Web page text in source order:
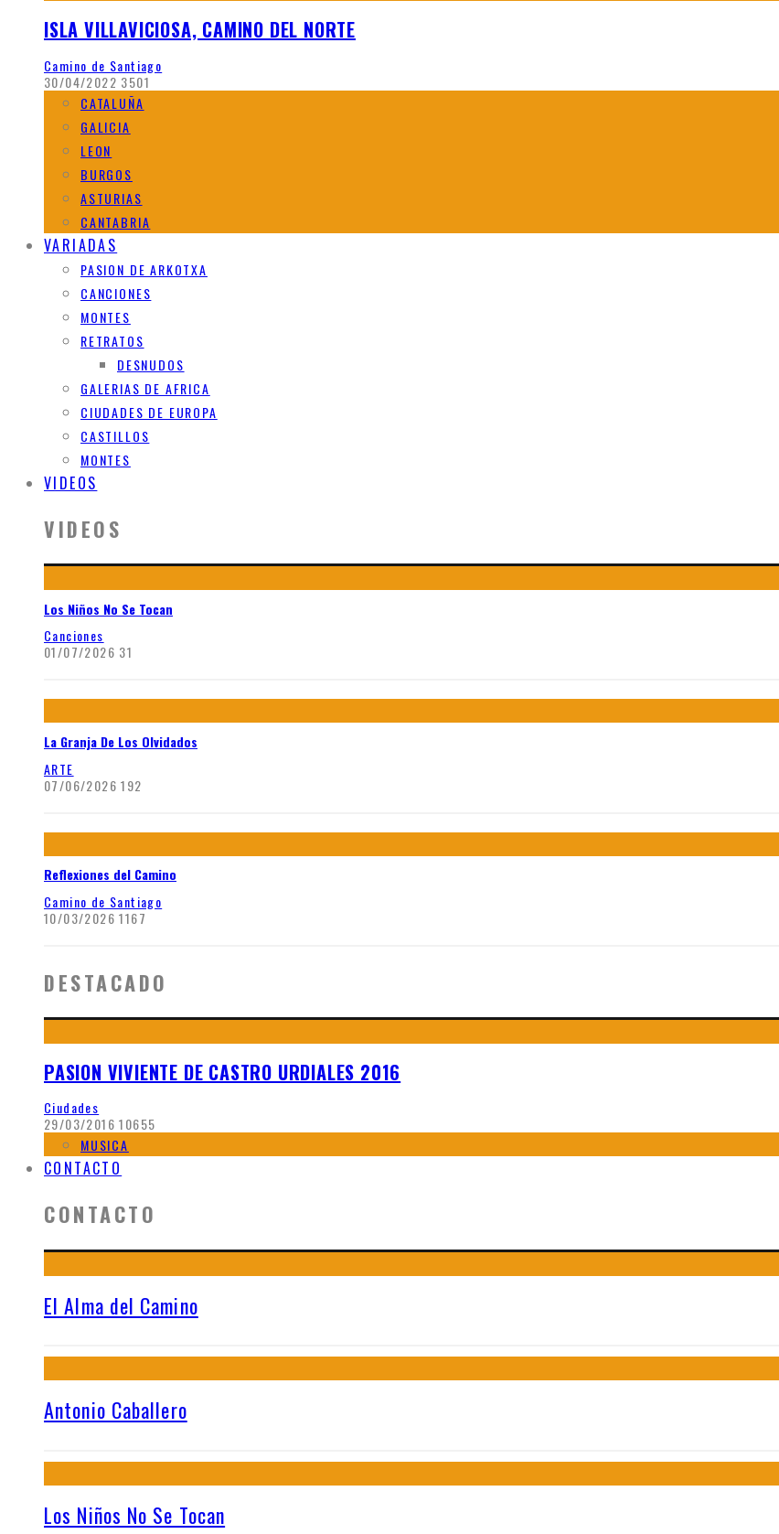
ISLA VILLAVICIOSA, CAMINO DEL NORTE
Camino de Santiago
30/04/2022 3501
CATALUÑA
GALICIA
LEON
BURGOS
ASTURIAS
CANTABRIA
VARIADAS
PASION DE ARKOTXA
CANCIONES
MONTES
RETRATOS
DESNUDOS
GALERIAS DE AFRICA
CIUDADES DE EUROPA
CASTILLOS
MONTES
VIDEOS
VIDEOS
Los Niños No Se Tocan
Canciones
01/07/2026 31
La Granja De Los Olvidados
ARTE
07/06/2026 192
Reflexiones del Camino
Camino de Santiago
10/03/2026 1167
DESTACADO
PASION VIVIENTE DE CASTRO URDIALES 2016
Ciudades
29/03/2016 10655
MUSICA
CONTACTO
CONTACTO
El Alma del Camino
Antonio Caballero
Los Niños No Se Tocan